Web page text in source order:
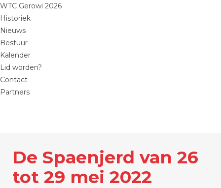
WTC Gerowi 2026
Historiek
Nieuws
Bestuur
Kalender
Lid worden?
Contact
Partners
De Spaenjerd van 26
tot 29 mei 2022